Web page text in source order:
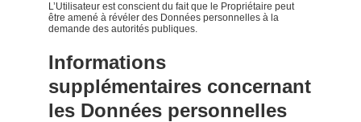
L’Utilisateur est conscient du fait que le Propriétaire peut
être amené à révéler des Données personnelles à la
demande des autorités publiques.
Informations
supplémentaires concernant
les Données personnelles